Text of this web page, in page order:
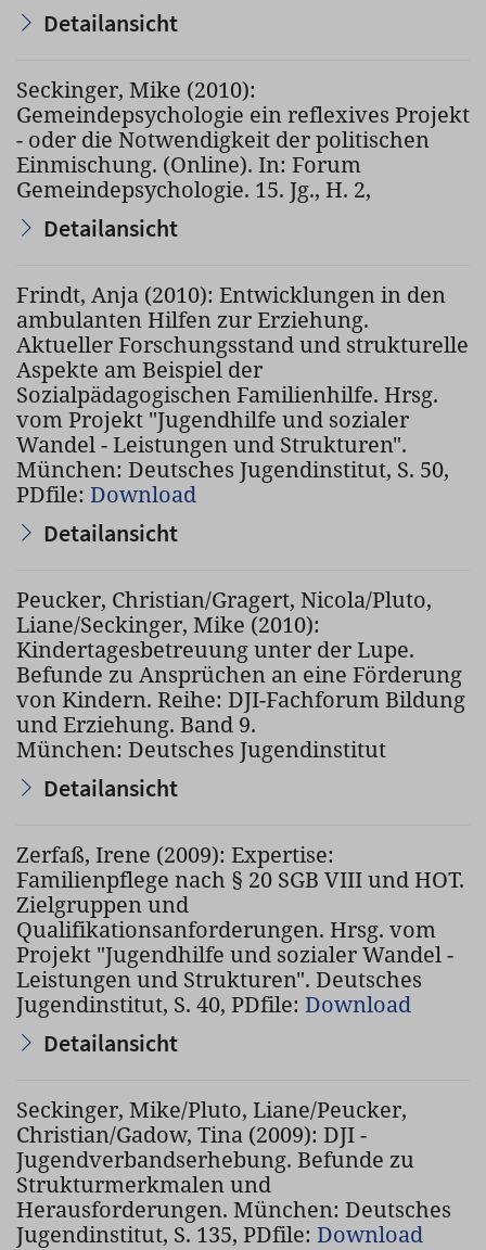
Detailansicht
Seckinger, Mike (2010):
Gemeindepsychologie ein reflexives Projekt
- oder die Notwendigkeit der politischen
Einmischung. (Online). In: Forum
Gemeindepsychologie. 15. Jg., H. 2,
Detailansicht
Frindt, Anja (2010): Entwicklungen in den
ambulanten Hilfen zur Erziehung.
Aktueller Forschungsstand und strukturelle
Aspekte am Beispiel der
Sozialpädagogischen Familienhilfe. Hrsg.
vom Projekt "Jugendhilfe und sozialer
Wandel - Leistungen und Strukturen".
München: Deutsches Jugendinstitut, S. 50,
PDfile: Download
Detailansicht
Peucker, Christian/Gragert, Nicola/Pluto,
Liane/Seckinger, Mike (2010):
Kindertagesbetreuung unter der Lupe.
Befunde zu Ansprüchen an eine Förderung
von Kindern. Reihe: DJI-Fachforum Bildung
und Erziehung. Band 9.
München: Deutsches Jugendinstitut
Detailansicht
Zerfaß, Irene (2009): Expertise:
Familienpflege nach § 20 SGB VIII und HOT.
Zielgruppen und
Qualifikationsanforderungen. Hrsg. vom
Projekt "Jugendhilfe und sozialer Wandel -
Leistungen und Strukturen". Deutsches
Jugendinstitut, S. 40, PDfile: Download
Detailansicht
Seckinger, Mike/Pluto, Liane/Peucker,
Christian/Gadow, Tina (2009): DJI -
Jugendverbandserhebung. Befunde zu
Strukturmerkmalen und
Herausforderungen. München: Deutsches
Jugendinstitut, S. 135, PDfile: Download